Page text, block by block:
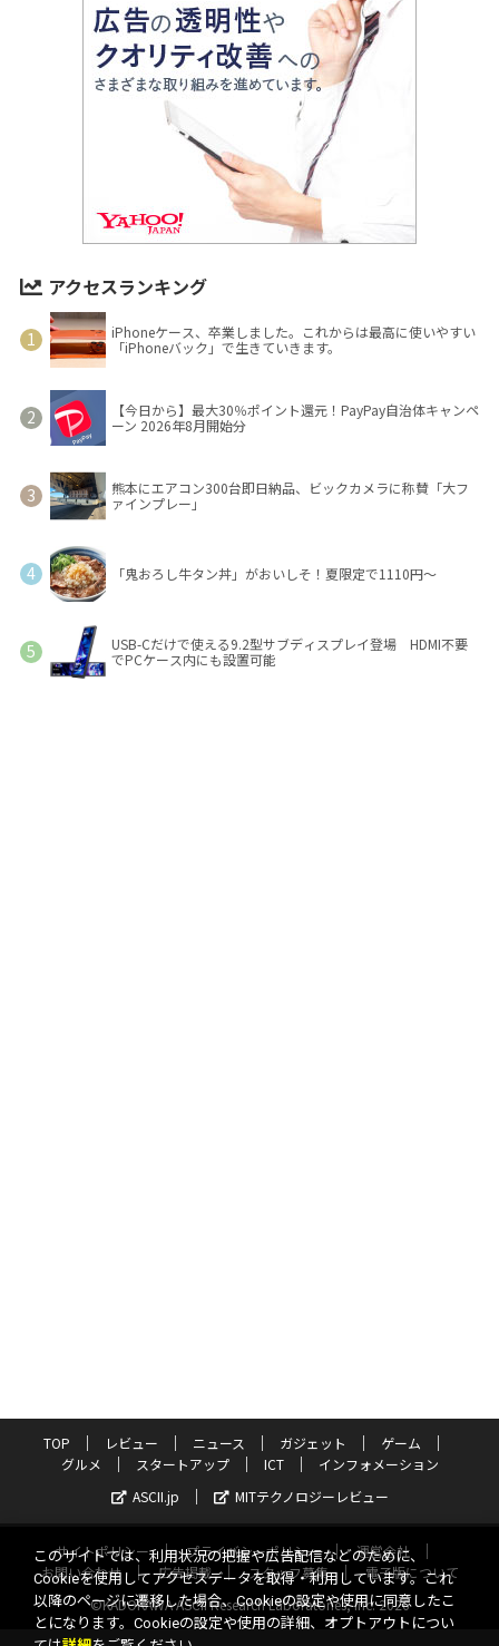
アクセスランキング
iPhoneケース、卒業しました。これからは最高に使いやすい
「iPhoneバック」で生きていきます。
【今日から】最大30％ポイント還元！PayPay自治体キャンペ
ーン 2026年8月開始分
熊本にエアコン300台即日納品、ビックカメラに称賛「大フ
ァインプレー」
「鬼おろし牛タン丼」がおいしそ！夏限定で1110円～
USB-Cだけで使える9.2型サブディスプレイ登場 HDMI不要
でPCケース内にも設置可能
TOP レビュー ニュース ガジェット
ゲーム
グルメ
スタートアップ ICT
インフォメーション
ASCII.jp
MITテクノロジーレビュー
サイトポリシー プライバシーポリシー
運営会社
お問い合わせ
広告掲載 スタッフ募集
電子版について
©KADOKAWA ASCII Research Laboratories, Inc. 2026
このサイトでは、利用状況の把握や広告配信などのために、
Cookieを使用してアクセスデータを取得・利用しています。これ
以降のページに遷移した場合、Cookieの設定や使用に同意したこ
とになります。Cookieの設定や使用の詳細、オプトアウトについ